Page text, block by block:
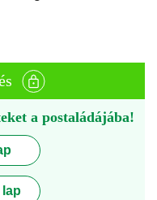
a postaládájába!
lap